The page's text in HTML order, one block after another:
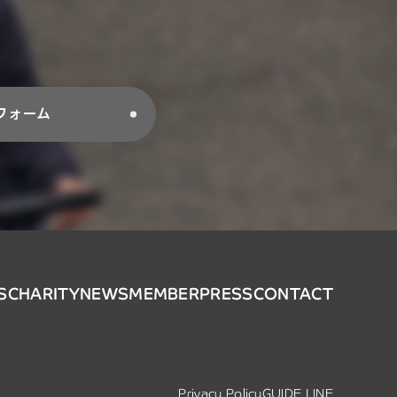
ォーム
CHARITYNEWSMEMBERPRESSCONTACT
Privacy PolicyGUIDE LINE